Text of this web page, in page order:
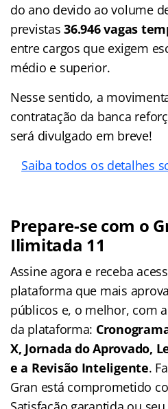
do ano devido ao volume
previstas 36.946 vagas
entre cargos que exigem
médio e superior.
Nesse sentido, a
contratação da banca
será divulgado em breve!
Saiba todos os detalhes
Prepare-se com o
Ilimitada 11
Assine agora e receba
plataforma que mais
públicos e, o melhor, com
da plataforma:
X, Jornada do Aprovado,
e a Revisão Inteligente.
Gran está comprometido